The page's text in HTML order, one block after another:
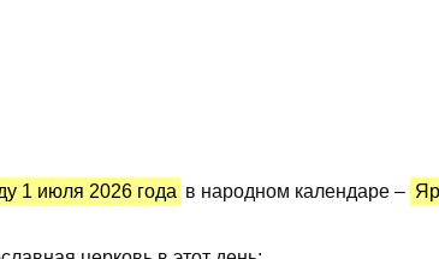
1 июля 2026 года в народном календаре –